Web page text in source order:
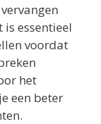
is essentieel
voordat
het
een beter